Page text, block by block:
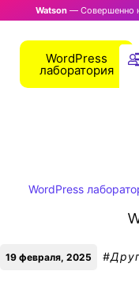
Watson— Совершенно
WordPress
лаборатория
WordPress
19 февраля, 2025 #